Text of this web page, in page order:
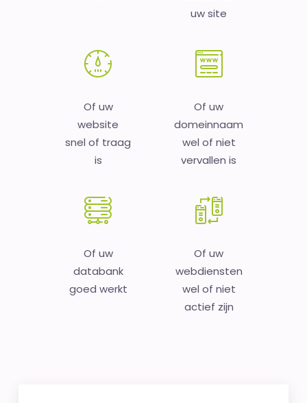
uw site
Of uw
website
snel of traag
is
Of uw
domeinnaam
wel of niet
vervallen is
Of uw
databank
goed werkt
Of uw
webdiensten
wel of niet
actief zijn